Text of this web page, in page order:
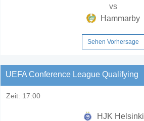
vs
Hammarby
Sehen Vorhersage
UEFA Conference League Qualifying
Zeit: 17:00
HJK Helsinki